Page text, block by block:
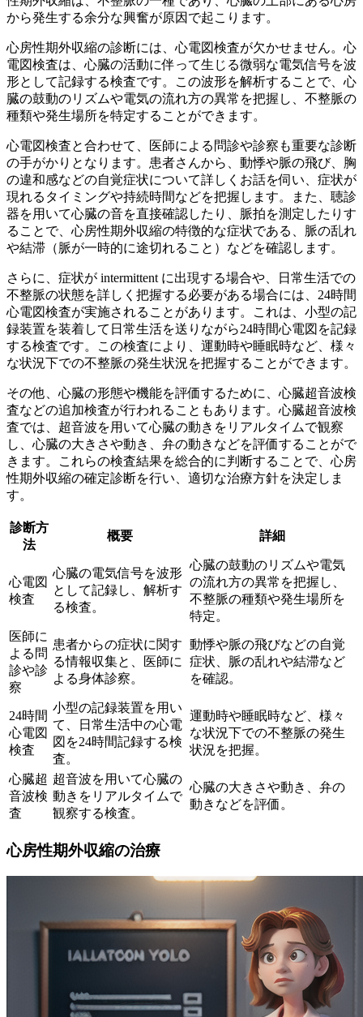
から発生する余分な興奮が原因で起こります。
心房性期外収縮の診断には、 心電図検査が欠かせません。心
電図検査は、心臓の活動に伴って生じる微弱な電気信号を波
形として記録する検査です。この波形を解析することで、心
臓の鼓動のリズムや電気の流れ方の異常を把握し、不整脈の
種類や発生場所を特定することができます。
心電図検査と合わせて、 医師による問診や診察 も重要な診断
の手がかりとなります。患者さんから、動悸や脈の飛び、胸
の違和感などの自覚症状について詳しくお話を伺い、症状が
現れるタイミングや持続時間などを把握します。また、聴診
器を用いて心臓の音を直接確認したり、脈拍を測定したりす
ることで、心房性期外収縮の特徴的な症状である、脈の乱れ
や結滞（脈が一時的に途切れること）などを確認します。
さらに、 症状が intermittent に出現する場合や、日常生活での
不整脈の状態を詳しく把握する必要がある場合には、24時間
心電図検査が実施されることがあります。これは、小型の記
録装置を装着して日常生活を送りながら24時間心電図を記録
する検査です。この検査により、運動時や睡眠時など、様々
な状況下での不整脈の発生状況を把握することができます。
その他、心臓の形態や機能を評価するために、 心臓超音波検
査などの追加検査が行われることもあります。心臓超音波検
査では、超音波を用いて心臓の動きをリアルタイムで観察
し、心臓の大きさや動き、弁の動きなどを評価することがで
きます。これらの検査結果を総合的に判断することで、心房
性期外収縮の確定診断を行い、適切な治療方針を決定しま
す。
診断方
法
概要 詳細
心電図
検査
心臓の電気信号を波形
として記録し、解析す
る検査。
心臓の鼓動のリズムや電気
の流れ方の異常を把握し、
不整脈の種類や発生場所を
特定。
医師に
よる問
診や診
察
患者からの症状に関す
る情報収集と、医師に
よる身体診察。
動悸や脈の飛びなどの自覚
症状、脈の乱れや結滞など
を確認。
24時間
心電図
検査
小型の記録装置を用い
て、日常生活中の心電
図を24時間記録する検
査。
運動時や睡眠時など、様々
な状況下での不整脈の発生
状況を把握。
心臓超
音波検
査
超音波を用いて心臓の
動きをリアルタイムで
観察する検査。
心臓の大きさや動き、弁の
動きなどを評価。
心房性期外収縮の治療